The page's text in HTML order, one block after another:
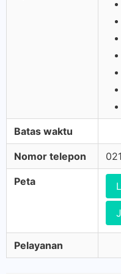
Batas waktu
Nomor telepon
Peta
Pelayanan